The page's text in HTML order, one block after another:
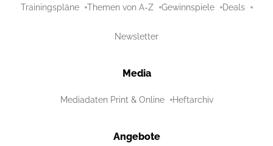
Trainingspläne Themen von A-Z Gewinnspiele Deals
Newsletter
Media
Mediadaten Print & Online Heftarchiv
Angebote